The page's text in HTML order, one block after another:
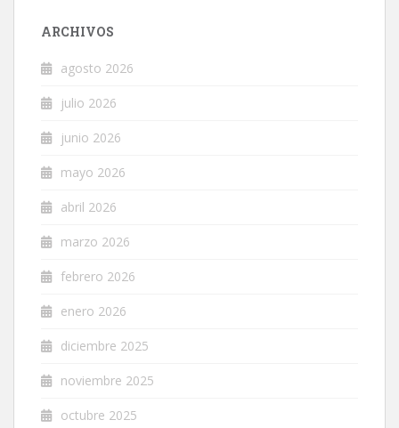
ARCHIVOS
agosto 2026
julio 2026
junio 2026
mayo 2026
abril 2026
marzo 2026
febrero 2026
enero 2026
diciembre 2025
noviembre 2025
octubre 2025